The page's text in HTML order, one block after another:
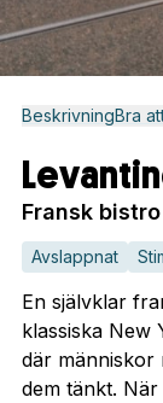
BeskrivningBra
Fransk
Avslappnat
En självklar
klassiska New
där människor
dem tänkt.